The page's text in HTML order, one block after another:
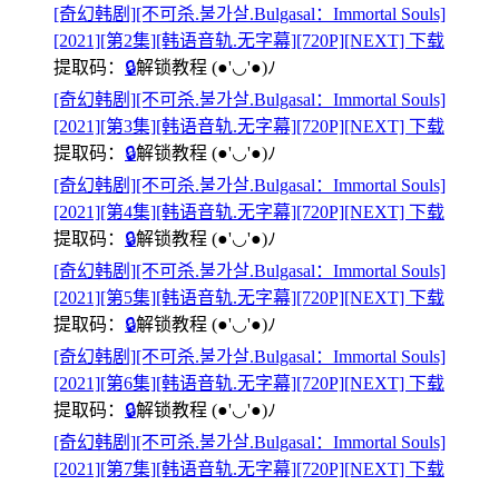
[奇幻韩剧][不可杀.불가살.Bulgasal：Immortal Souls]
[2021][第2集][韩语音轨.无字幕][720P][NEXT] 下载
提取码： 🔒解锁教程 (●'◡'●)ﾉ
[奇幻韩剧][不可杀.불가살.Bulgasal：Immortal Souls]
[2021][第3集][韩语音轨.无字幕][720P][NEXT] 下载
提取码： 🔒解锁教程 (●'◡'●)ﾉ
[奇幻韩剧][不可杀.불가살.Bulgasal：Immortal Souls]
[2021][第4集][韩语音轨.无字幕][720P][NEXT] 下载
提取码： 🔒解锁教程 (●'◡'●)ﾉ
[奇幻韩剧][不可杀.불가살.Bulgasal：Immortal Souls]
[2021][第5集][韩语音轨.无字幕][720P][NEXT] 下载
提取码： 🔒解锁教程 (●'◡'●)ﾉ
[奇幻韩剧][不可杀.불가살.Bulgasal：Immortal Souls]
[2021][第6集][韩语音轨.无字幕][720P][NEXT] 下载
提取码： 🔒解锁教程 (●'◡'●)ﾉ
[奇幻韩剧][不可杀.불가살.Bulgasal：Immortal Souls]
[2021][第7集][韩语音轨.无字幕][720P][NEXT] 下载